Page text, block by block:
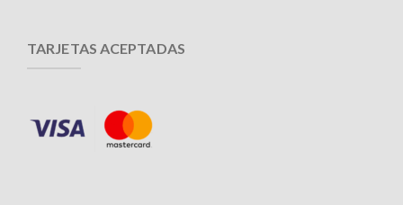
TARJETAS ACEPTADAS